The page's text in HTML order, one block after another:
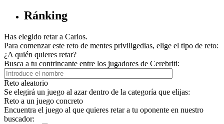
Ránking
Has elegido retar a Carlos.
Para comenzar este reto de mentes priviligedias, elige el tipo de reto:
¿A quién quieres retar?
Busca a tu contrincante entre los jugadores de Cerebriti:
Reto aleatorio
Se elegirá un juego al azar dentro de la categoría que elijas:
Reto a un juego concreto
Encuentra el juego al que quieres retar a tu oponente en nuestro
buscador: